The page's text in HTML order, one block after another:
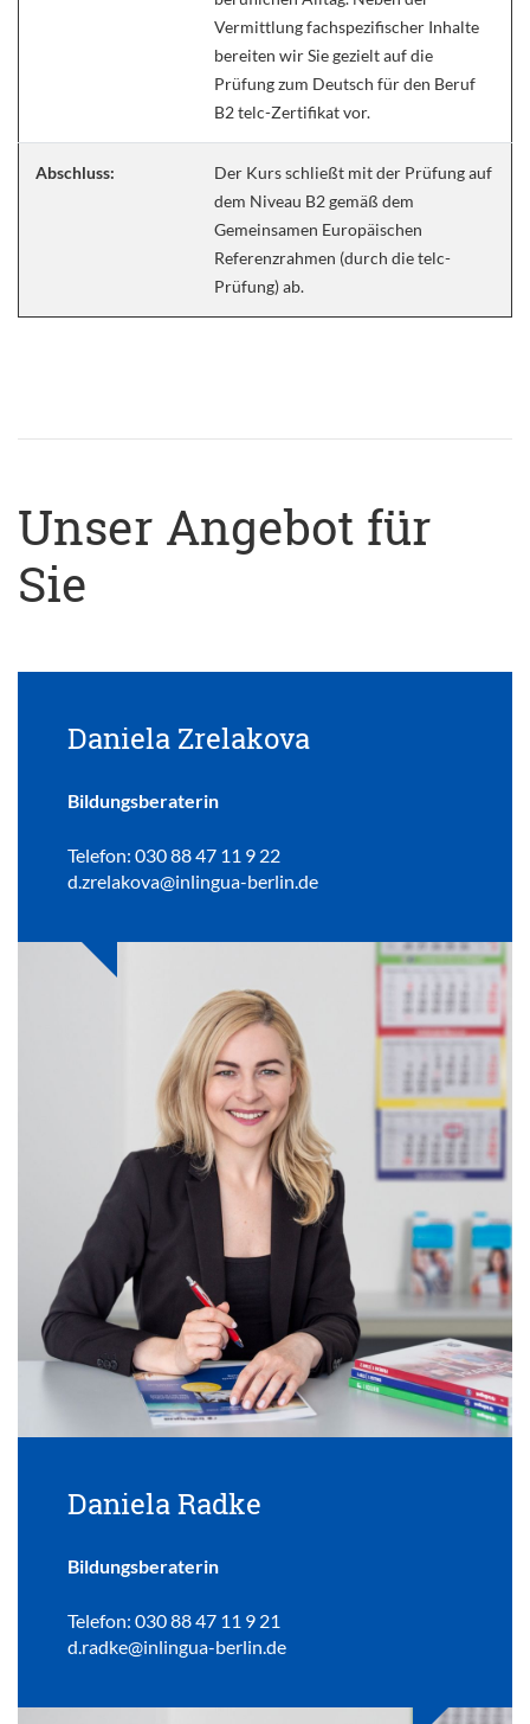
Vermittlung fachspezifischer Inhalte
bereiten wir Sie gezielt auf die
Prüfung zum Deutsch für den Beruf
B2 telc-Zertifikat vor.
Abschluss:
Der Kurs schließt mit der Prüfung auf
dem Niveau B2 gemäß dem
Gemeinsamen Europäischen
Referenzrahmen (durch die telc-
Prüfung) ab.
Unser Angebot für
Sie
Daniela Zrelakova
Bildungsberaterin
Telefon: 030 88 47 11 9 22
d.zrelakova@inlingua-berlin.de
Daniela Radke
Bildungsberaterin
Telefon: 030 88 47 11 9 21
d.radke@inlingua-berlin.de